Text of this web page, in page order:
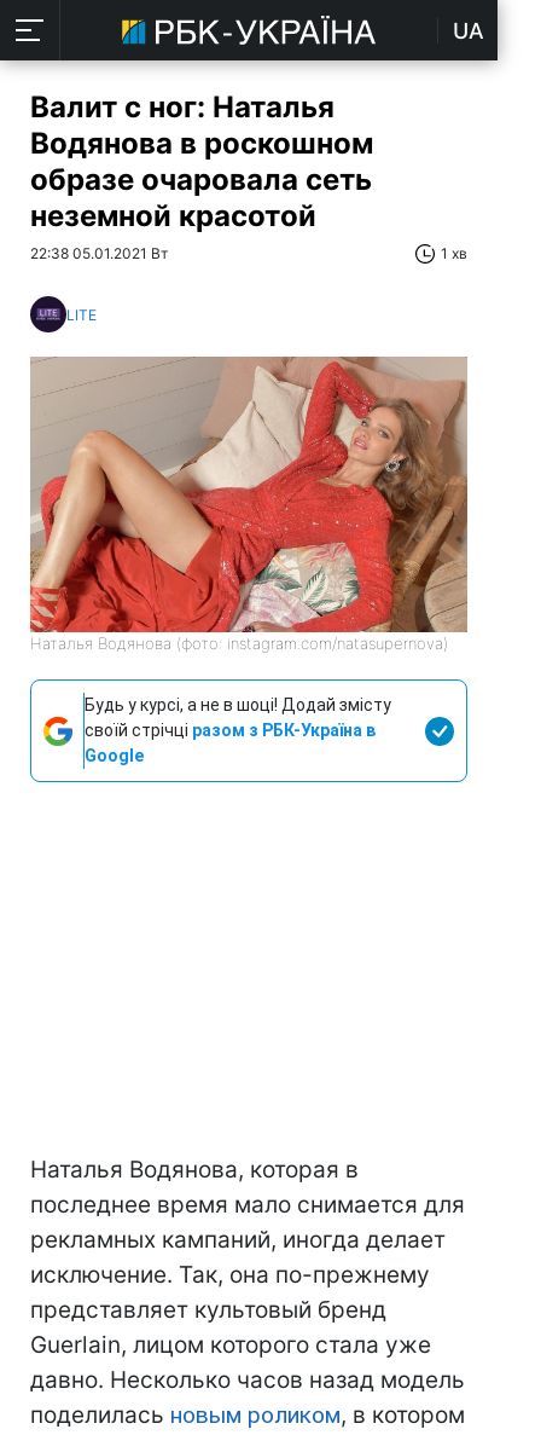
UA
Валит с ног: Наталья
Водянова в роскошном
образе очаровала сеть
неземной красотой
22:38 05.01.2021 Вт 1 хв
LITE
Наталья Водянова (фото: instagram.com/natasupernova)
Будь у курсі, а не в шоці! Додай змісту
своїй стрічці разом з РБК-Україна в
Google
Наталья Водянова, которая в
последнее время мало снимается для
рекламных кампаний, иногда делает
исключение. Так, она по-прежнему
представляет культовый бренд
Guerlain, лицом которого стала уже
давно. Несколько часов назад модель
поделилась новым роликом, в котором